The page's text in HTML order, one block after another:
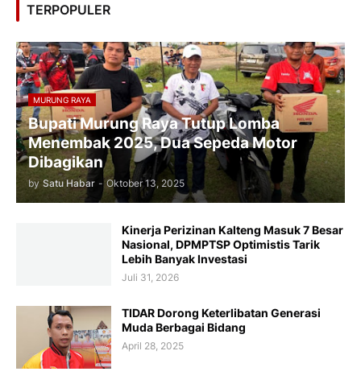
TERPOPULER
MURUNG RAYA
Bupati Murung Raya Tutup Lomba
Menembak 2025, Dua Sepeda Motor
Dibagikan
by Satu Habar - Oktober 13, 2025
Kinerja Perizinan Kalteng Masuk 7 Besar
Nasional, DPMPTSP Optimistis Tarik
Lebih Banyak Investasi
Juli 31, 2026
TIDAR Dorong Keterlibatan Generasi
Muda Berbagai Bidang
April 28, 2025